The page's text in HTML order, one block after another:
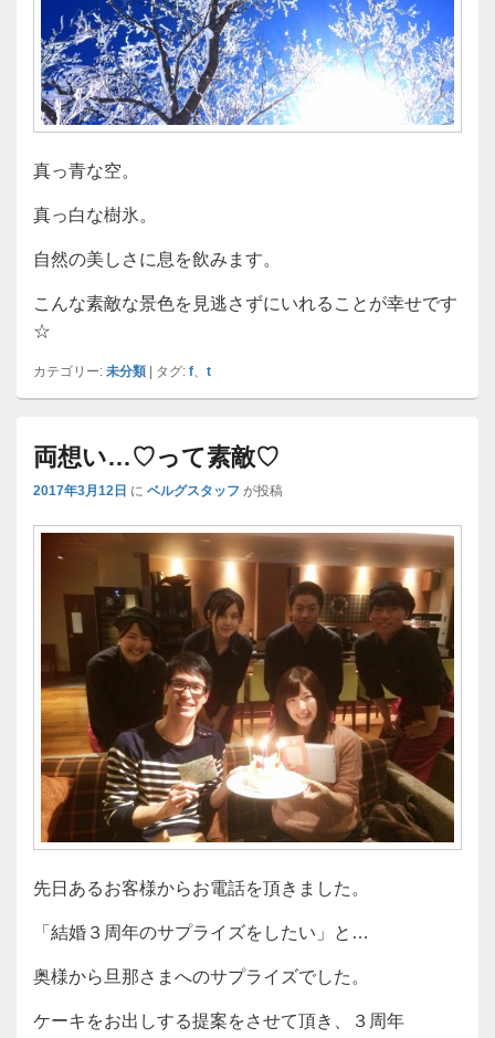
真っ青な空。
真っ白な樹氷。
自然の美しさに息を飲みます。
こんな素敵な景色を見逃さずにいれることが幸せです
☆
カテゴリー: 未分類 タグ: f、 t
両想い…♡って素敵♡
2017年3月12日 に ベルグスタッフ が投稿
先日あるお客様からお電話を頂きました。
「結婚３周年のサプライズをしたい」と…
奥様から旦那さまへのサプライズでした。
ケーキをお出しする提案をさせて頂き、３周年